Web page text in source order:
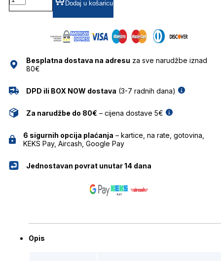
OKVIRI
LE
Dodaj u košaricu
Besplatna dostava na adresu za sve narudžbe iznad
80€
DPD ili BOX NOW dostava (3-7 radnih dana)
Za narudžbe do 80€ – cijena dostave 5€
6 sigurnih opcija plaćanja – kartice, na rate, gotovina,
KEKS Pay, Aircash, Google Pay
Jednostavan povrat unutar 14 dana
Opis